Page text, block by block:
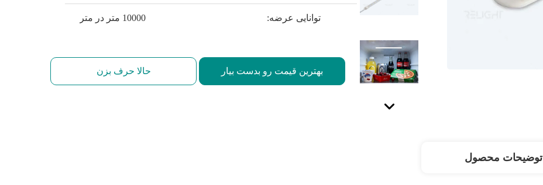
توانایی عرضه: 10000 متر در متر
بهترین قیمت رو بدست بیار حالا حرف بزن
توضیحات محصول